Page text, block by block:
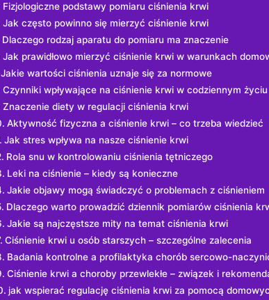
Fizjologiczne podstawy pomiaru ⁤ciśnienia krwi
Jak często powinno się mierzyć ciśnienie krwi
Dlaczego rodzaj ‌aparatu do pomiaru ma znaczenie
Jak ​prawidłowo mierzyć ciśnienie krwi w warunkach
Jakie wartości ciśnienia uznaje się za ‍normowe
Czynniki wpływające na ciśnienie krwi w codziennym życiu
Znaczenie diety w regulacji ciśnienia⁢ krwi
Aktywność fizyczna a ciśnienie krwi – co trzeba wiedzieć
Jak stres⁢ wpływa na ‍nasze ciśnienie‍ krwi
Rola snu w kontrolowaniu ciśnienia tętniczego
Leki na ‌ciśnienie – kiedy są konieczne
Jakie objawy​ mogą świadczyć o problemach z‌ ciśnieniem
Dlaczego warto prowadzić dziennik pomiarów‍ ciśnienia
Jakie są najczęstsze ‍mity na temat ciśnienia krwi
Ciśnienie krwi u osób starszych –⁢ szczególne zalecenia
Badania kontrolne a profilaktyka chorób sercowo-
Ciśnienie krwi a choroby przewlekłe – związek i
jak wspierać regulację ciśnienia krwi‍ za pomocą